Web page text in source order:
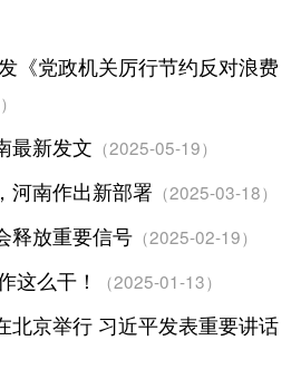
《党政机关厉行节约反对浪费
最新发文 （2025-05-19）
河南作出新部署（2025-03-18）
释放重要信号（2025-02-19）
这么干！ （2025-01-13）
北京举行 习近平发表重要讲话